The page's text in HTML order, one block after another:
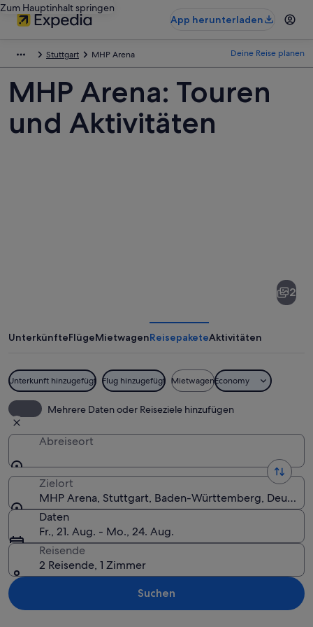
Zum Hauptinhalt springen
App herunterladen
Stuttgart MHP Arena Deine Reise planen
MHP Arena: Touren
und Aktivitäten
2
UnterkünfteFlügeMietwagenReisepaketeAktivitäten
Unterkunft hinzugefügt Flug hinzugefügt MietwagenEconomy
Mehrere Daten oder Reiseziele hinzufügen
Abreiseort
Zielort
MHP Arena, Stuttgart, Baden-Württemberg,
Daten
Fr., 21. Aug. - Mo., 24. Aug.
Reisende
2 Reisende, 1 Zimmer
Suchen